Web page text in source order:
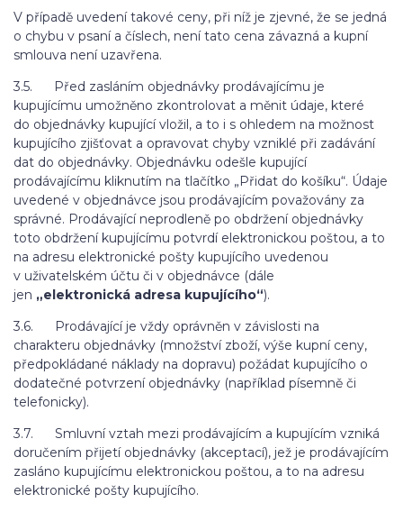
V případě uvedení takové ceny, při níž je zjevné, že se jedná
o chybu v psaní a číslech, není tato cena závazná a kupní
smlouva není uzavřena.
3.5. Před zasláním objednávky prodávajícímu je
kupujícímu umožněno zkontrolovat a měnit údaje, které
do objednávky kupující vložil, a to i s ohledem na možnost
kupujícího zjišťovat a opravovat chyby vzniklé při zadávání
dat do objednávky. Objednávku odešle kupující
prodávajícímu kliknutím na tlačítko „Přidat do košíku“. Údaje
uvedené v objednávce jsou prodávajícím považovány za
správné. Prodávající neprodleně po obdržení objednávky
toto obdržení kupujícímu potvrdí elektronickou poštou, a to
na adresu elektronické pošty kupujícího uvedenou
v uživatelském účtu či v objednávce (dále
jen „elektronická adresa kupujícího“).
3.6. Prodávající je vždy oprávněn v závislosti na
charakteru objednávky (množství zboží, výše kupní ceny,
předpokládané náklady na dopravu) požádat kupujícího o
dodatečné potvrzení objednávky (například písemně či
telefonicky).
3.7. Smluvní vztah mezi prodávajícím a kupujícím vzniká
doručením přijetí objednávky (akceptací), jež je prodávajícím
zasláno kupujícímu elektronickou poštou, a to na adresu
elektronické pošty kupujícího.